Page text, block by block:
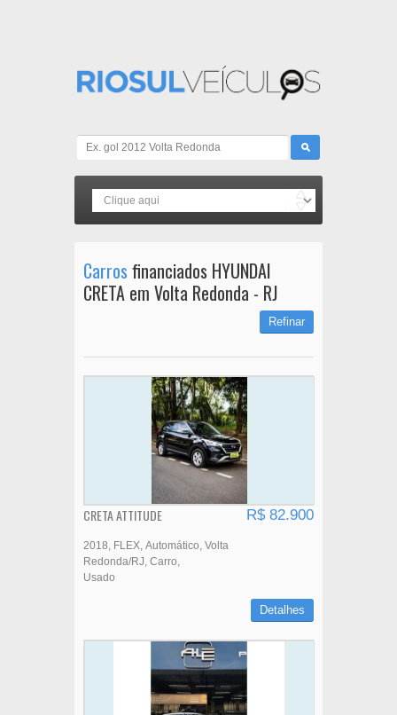
Carros financiados HYUNDAI
CRETA em Volta Redonda - RJ
Refinar
CRETA ATTITUDE R$ 82.900
2018 FLEX Automático Volta
Redonda/RJ Carro
Usado
Detalhes